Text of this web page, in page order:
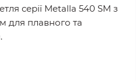
серії Metalla 540 SM з
для плавного та